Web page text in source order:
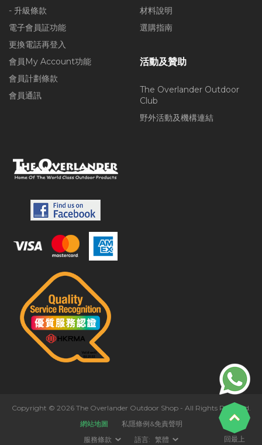
回最上
- 升級條款
電子會員証功能
更換電話再登入
會員My Account功能
會員計劃條款
會員通訊
材料說明
選購指南
活動及贊助
The Overlander Outdoor
Club
野外活動及機構連結
Copyright © 2026 The Overlander Outdoor Shop - All Rights Reserved.
網站地圖
私隱條例&免責聲明
服務條款
語言: 繁體